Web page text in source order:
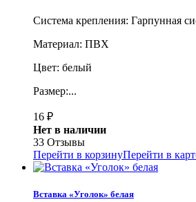
Система крепления: Гарпунная
Материал: ПВХ
Цвет: белый
Размер:...
16 ₽
Нет в наличии
33 Отзывы
Перейти в корзинуПерейти в
Вставка «Уголок» белая